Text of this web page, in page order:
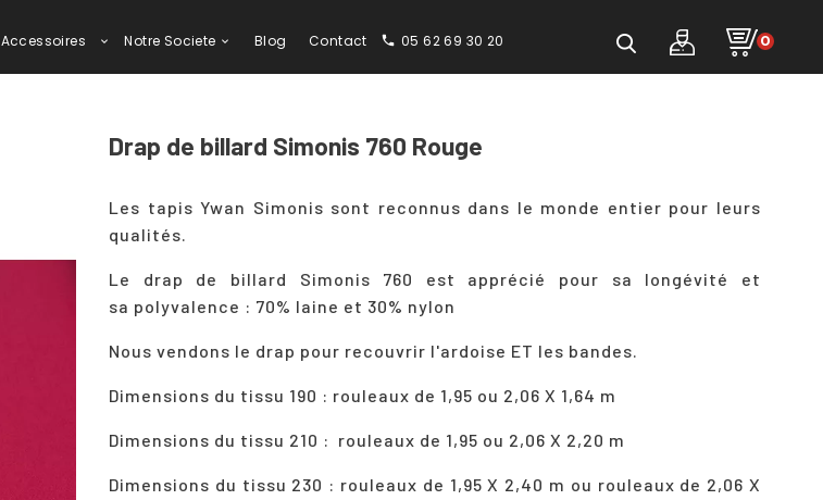
0
Accessoires Notre Societe Blog Contact phone 05 62 69 30 20
Drap de billard Simonis 760 Rouge
Les tapis Ywan Simonis sont reconnus dans le monde entier pour leurs
qualités.
Le drap de billard Simonis 760 est apprécié pour sa longévité et
sa polyvalence : 70% laine et 30% nylon
Nous vendons le drap pour recouvrir l'ardoise ET les bandes.
Dimensions du tissu 190 : rouleaux de 1,95 ou 2,06 X 1,64 m
Dimensions du tissu 210 : rouleaux de 1,95 ou 2,06 X 2,20 m
Dimensions du tissu 230 : rouleaux de 1,95 X 2,40 m ou rouleaux de 2,06 X